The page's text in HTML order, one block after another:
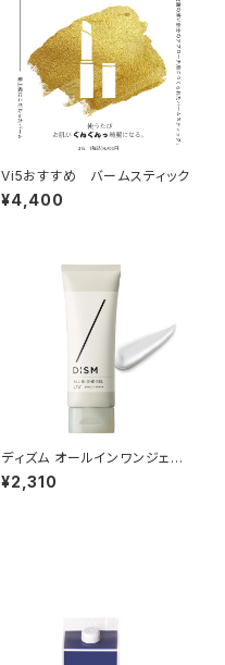
Vi5おすすめ バームスティック
¥4,400
ディズム オールインワンジェル
UV 70g
¥2,310